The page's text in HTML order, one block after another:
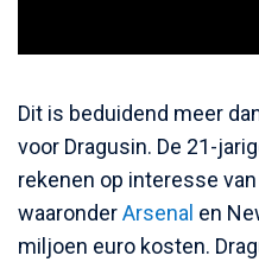
Dit is beduidend meer
voor Dragusin. De 21-
rekenen op interesse
waaronderArsenal en
miljoen euro kosten.